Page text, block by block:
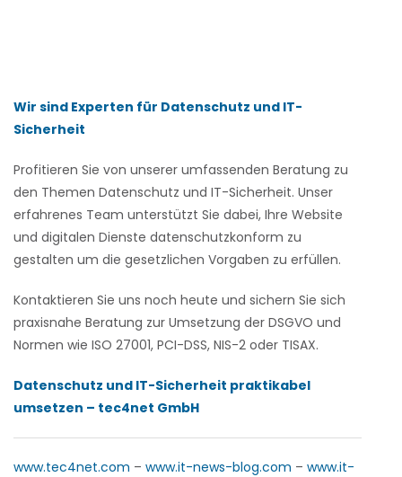
Wir sind Experten für Datenschutz und IT-
Sicherheit
Profitieren Sie von unserer umfassenden Beratung zu
den Themen Datenschutz und IT-Sicherheit. Unser
erfahrenes Team unterstützt Sie dabei, Ihre Website
und digitalen Dienste datenschutzkonform zu
gestalten um die gesetzlichen Vorgaben zu erfüllen.
Kontaktieren Sie uns noch heute und sichern Sie sich
praxisnahe Beratung zur Umsetzung der DSGVO und
Normen wie ISO 27001, PCI-DSS, NIS-2 oder TISAX.
Datenschutz und IT-Sicherheit praktikabel
umsetzen – tec4net GmbH
www.tec4net.com – www.it-news-blog.com – www.it-